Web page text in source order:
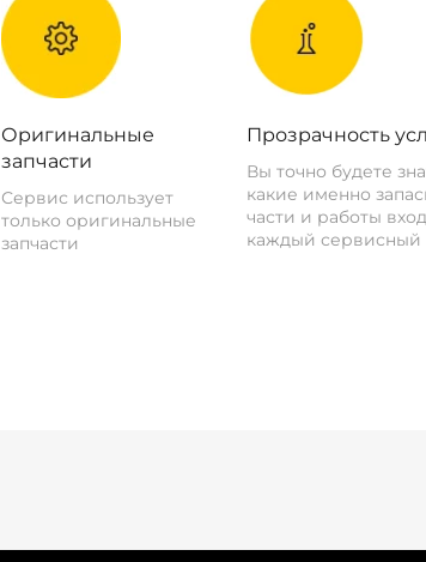
Оригинальные
запчасти
Сервис использует
только оригинальные
запчасти
Прозрачность
Вы точно будете
какие именно
части и работы
каждый сервисный